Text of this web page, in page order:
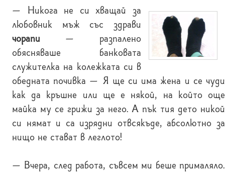
— Никога не си хващай за
любовник мъж със здрави
чорапи — разпалено
обясняваше банковата
служителка на колежката си в
обедната почивка — Я ще си има жена и се чуди
как да кръшне или ще е някой, на който още
майка му се грижи за него. А пък тия дето никой
си нямат и са изрядни отвсякъде, абсолютно за
нищо не стават в леглото!
— Вчера, след работа, съвсем ми беше прималяло.